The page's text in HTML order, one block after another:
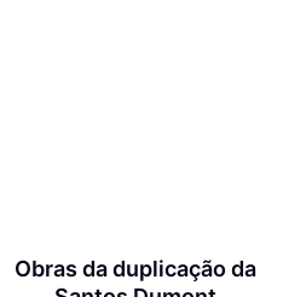
Obras da duplicação da